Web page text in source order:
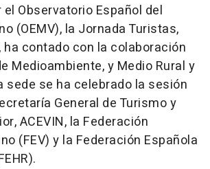
Observatorio Español del
(OEMV), la Jornada Turistas,
ha contado con la colaboración
Medioambiente, y Medio Rural y
sede se ha celebrado la sesión
General de Turismo y
ACEVIN, la Federación
(FEV) y la Federación Española